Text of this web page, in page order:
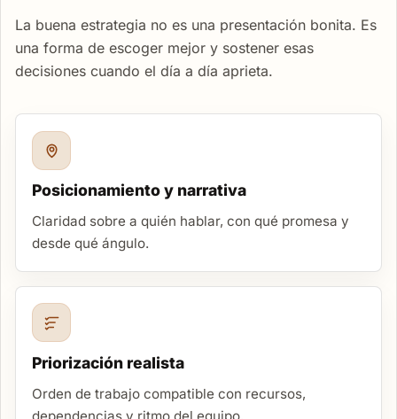
La buena estrategia no es una presentación bonita. Es
una forma de escoger mejor y sostener esas
decisiones cuando el día a día aprieta.
Posicionamiento y narrativa
Claridad sobre a quién hablar, con qué promesa y
desde qué ángulo.
Priorización realista
Orden de trabajo compatible con recursos,